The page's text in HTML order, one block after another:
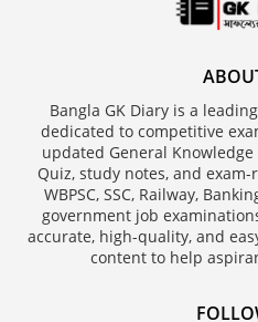
Bangla GK Diary is a
dedicated to competitive
updated General Knowledge
Quiz, study notes, and
WBPSC, SSC, Railway,
government job
accurate, high-quality, and
content to help